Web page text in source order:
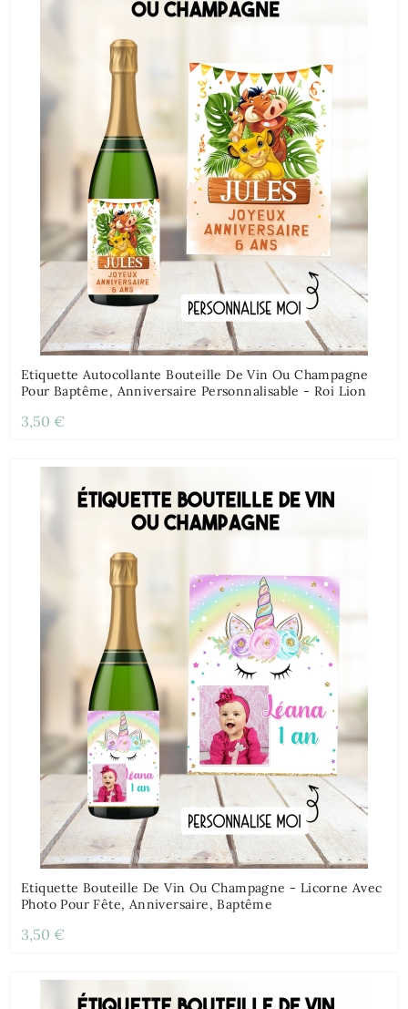
Etiquette Autocollante Bouteille De Vin Ou Champagne
Pour Baptême, Anniversaire Personnalisable - Roi Lion
3,50 €
Etiquette Bouteille De Vin Ou Champagne - Licorne Avec
Photo Pour Fête, Anniversaire, Baptême
3,50 €